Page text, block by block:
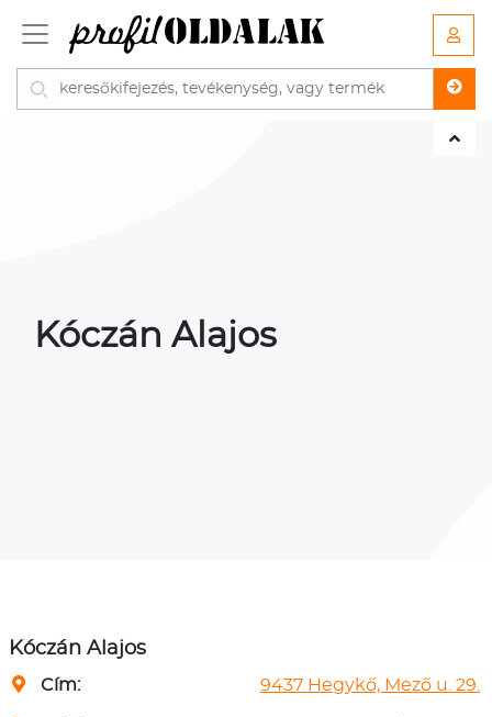
Kóczán Alajos
Kóczán Alajos
Cím: 9437 Hegykő, Mező u. 29.